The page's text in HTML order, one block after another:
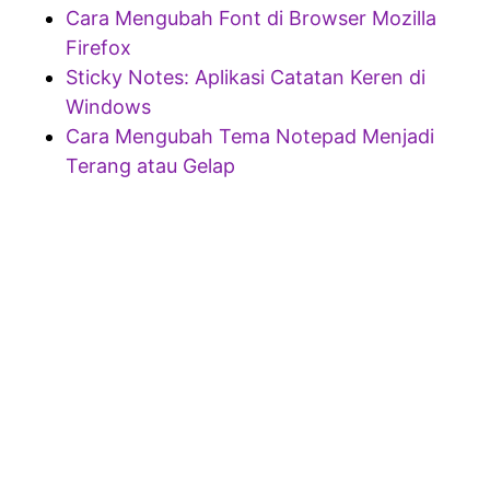
Cara Mengubah Font di Browser Mozilla
Firefox
Sticky Notes: Aplikasi Catatan Keren di
Windows
Cara Mengubah Tema Notepad Menjadi
Terang atau Gelap